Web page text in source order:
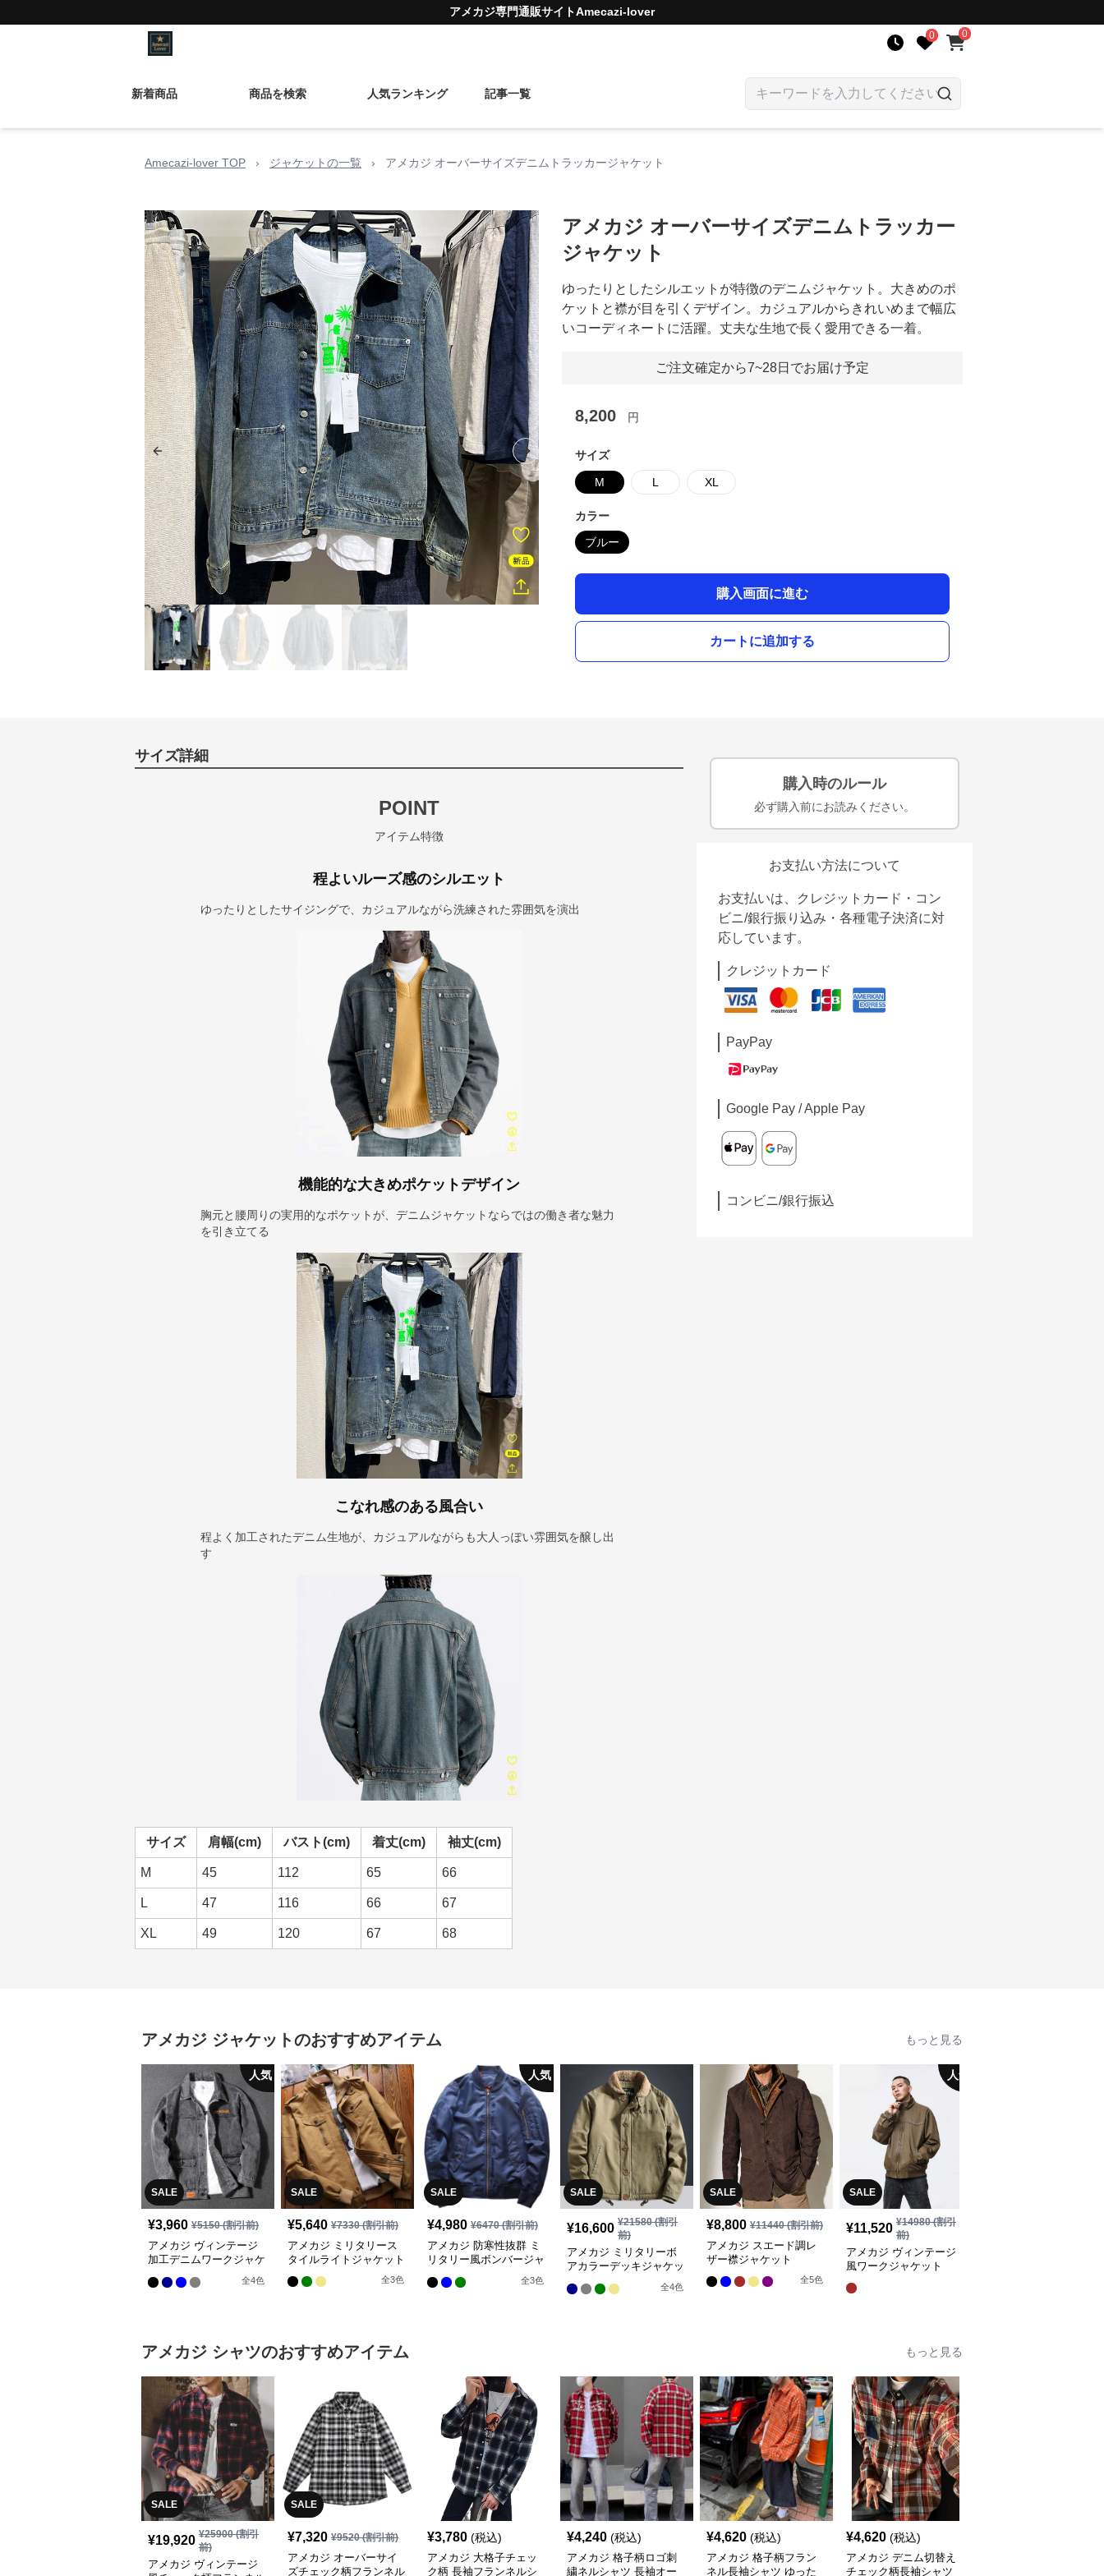
アメカジ専門通販サイトAmecazi-lover
0 0
新着商品 商品を検索 人気ランキング 記事一覧
Amecazi-lover TOP › ジャケットの一覧 › アメカジ オーバーサイズデニムトラッカージャケット
Previous slide Next slide
アメカジ オーバーサイズデニムトラッカー
ジャケット
ゆったりとしたシルエットが特徴のデニムジャケット。大きめのポ
ケットと襟が目を引くデザイン。カジュアルからきれいめまで幅広
いコーディネートに活躍。丈夫な生地で長く愛用できる一着。
ご注文確定から7~28日でお届け予定
8,200 円
サイズ
M L XL
カラー
ブルー
購入画面に進む
カートに追加する
サイズ詳細
POINT
アイテム特徴
程よいルーズ感のシルエット
ゆったりとしたサイジングで、カジュアルながら洗練された雰囲気を演出
機能的な大きめポケットデザイン
胸元と腰周りの実用的なポケットが、デニムジャケットならではの働き者な魅力
を引き立てる
こなれ感のある風合い
程よく加工されたデニム生地が、カジュアルながらも大人っぽい雰囲気を醸し出
す
サイズ 肩幅(cm) バスト(cm) 着丈(cm) 袖丈(cm)
M 45 112 65 66
L 47 116 66 67
XL 49 120 67 68
購入時のルール
必ず購入前にお読みください。
お支払い方法について
お支払いは、クレジットカード・コン
ビニ/銀行振り込み・各種電子決済に対
応しています。
クレジットカード
PayPay
Google Pay / Apple Pay
コンビニ/銀行振込
アメカジ ジャケットのおすすめアイテム もっと見る
SALE
人気
¥3,960 ¥5150(割引前)
アメカジ ヴィンテージ
加工デニムワークジャケ
全4色
SALE
¥5,640 ¥7330(割引前)
アメカジ ミリタリース
タイルライトジャケット
全3色
SALE
人気
¥4,980 ¥6470(割引前)
アメカジ 防寒性抜群 ミ
リタリー風ボンバージャ
全3色
SALE
¥16,600 ¥21580(割引
前)
アメカジ ミリタリーボ
アカラーデッキジャケッ
全4色
SALE
¥8,800 ¥11440(割引前)
アメカジ スエード調レ
ザー襟ジャケット
全5色
SALE
人気
¥11,520 ¥14980(割引
前)
アメカジ ヴィンテージ
風ワークジャケット
アメカジ シャツのおすすめアイテム もっと見る
SALE
¥19,920 ¥25900(割引
前)
アメカジ ヴィンテージ
SALE
¥7,320 ¥9520(割引前)
アメカジ オーバーサイ
ズチェック柄フランネル
¥3,780 (税込)
アメカジ 大格子チェッ
ク柄 長袖フランネルシ
¥4,240 (税込)
アメカジ 格子柄ロゴ刺
繍ネルシャツ 長袖オー
¥4,620 (税込)
アメカジ 格子柄フラン
ネル長袖シャツ ゆった
¥4,620 (税込)
アメカジ デニム切替え
チェック柄長袖シャツ